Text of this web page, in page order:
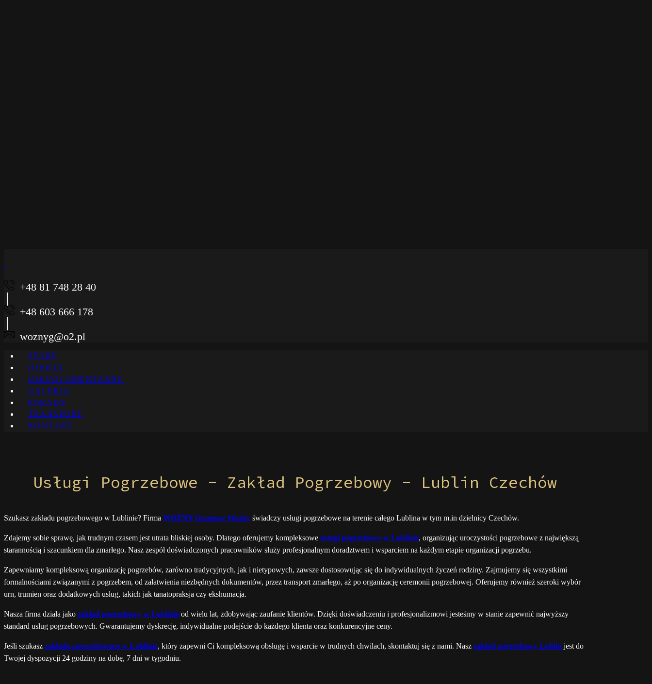
+48 81 748 28 40
+48 603 666 178
woznyg@o2.pl
START
OFERTA
USŁUGI CMENTARNE
GALERIA
PORADY
TRANSPORT
KONTAKT
Usługi Pogrzebowe - Zakład Pogrzebowy - Lublin Czechów
Szukasz zakładu pogrzebowego w Lublinie? Firma WOŹNY Grzegorz Woźny świadczy usługi pogrzebowe na terenie całego Lublina w tym m.in dzielnicy Czechów.
Zdajemy sobie sprawę, jak trudnym czasem jest utrata bliskiej osoby. Dlatego oferujemy kompleksowe usługi pogrzebowe w Lublinie, organizując uroczystości pogrzebowe z największą
starannością i szacunkiem dla zmarłego. Nasz zespół doświadczonych pracowników służy profesjonalnym doradztwem i wsparciem na każdym etapie organizacji pogrzebu.
Zapewniamy kompleksową organizację pogrzebów, zarówno tradycyjnych, jak i nietypowych, zawsze dostosowując się do indywidualnych życzeń rodziny. Zajmujemy się wszystkimi
formalnościami związanymi z pogrzebem, od załatwienia niezbędnych dokumentów, przez transport zmarłego, aż po organizację ceremonii pogrzebowej. Oferujemy również szeroki wybór
urn, trumien oraz dodatkowych usług, takich jak tanatopraksja czy ekshumacja.
Nasza firma działa jako zakład pogrzebowy w Lublinie od wielu lat, zdobywając zaufanie klientów. Dzięki doświadczeniu i profesjonalizmowi jesteśmy w stanie zapewnić najwyższy
standard usług pogrzebowych. Gwarantujemy dyskrecję, indywidualne podejście do każdego klienta oraz konkurencyjne ceny.
Jeśli szukasz zakładu pogrzebowego w Lublinie, który zapewni Ci kompleksową obsługę i wsparcie w trudnych chwilach, skontaktuj się z nami. Nasz zakład pogrzebowy Lublin jest do
Twojej dyspozycji 24 godziny na dobę, 7 dni w tygodniu.